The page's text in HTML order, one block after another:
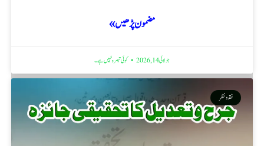
مضمون پڑھیں »
جولائی 14, 2026 کوئی تبصرہ نہیں ہے۔
نقد ونظر